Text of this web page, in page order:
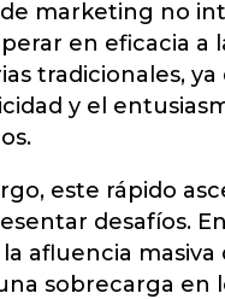
marketing no
en eficacia a
tradicionales, ya
y el
este rápido
desafíos.
la afluencia
sobrecarga en